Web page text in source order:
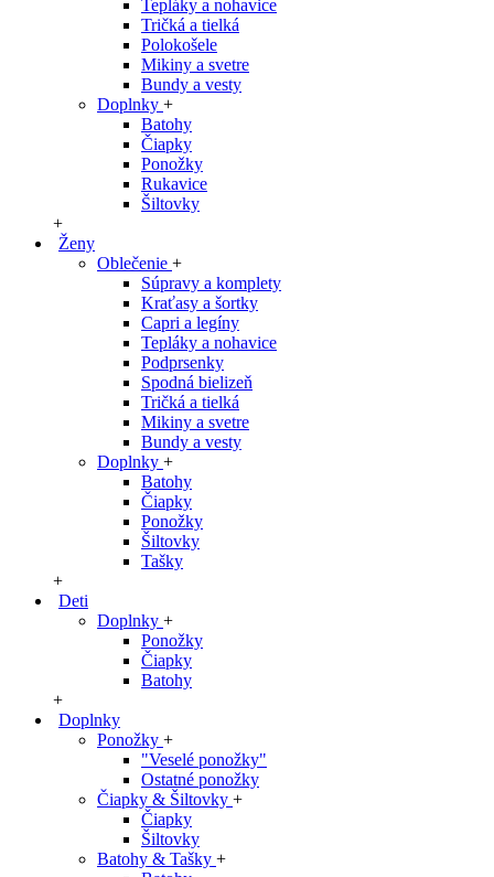
Tepláky a nohavice
Tričká a tielká
Polokošele
Mikiny a svetre
Bundy a vesty
Doplnky +
Batohy
Čiapky
Ponožky
Rukavice
Šiltovky
+
Ženy
Oblečenie +
Súpravy a komplety
Kraťasy a šortky
Capri a legíny
Tepláky a nohavice
Podprsenky
Spodná bielizeň
Tričká a tielká
Mikiny a svetre
Bundy a vesty
Doplnky +
Batohy
Čiapky
Ponožky
Šiltovky
Tašky
+
Deti
Doplnky +
Ponožky
Čiapky
Batohy
+
Doplnky
Ponožky +
"Veselé ponožky"
Ostatné ponožky
Čiapky & Šiltovky +
Čiapky
Šiltovky
Batohy & Tašky +